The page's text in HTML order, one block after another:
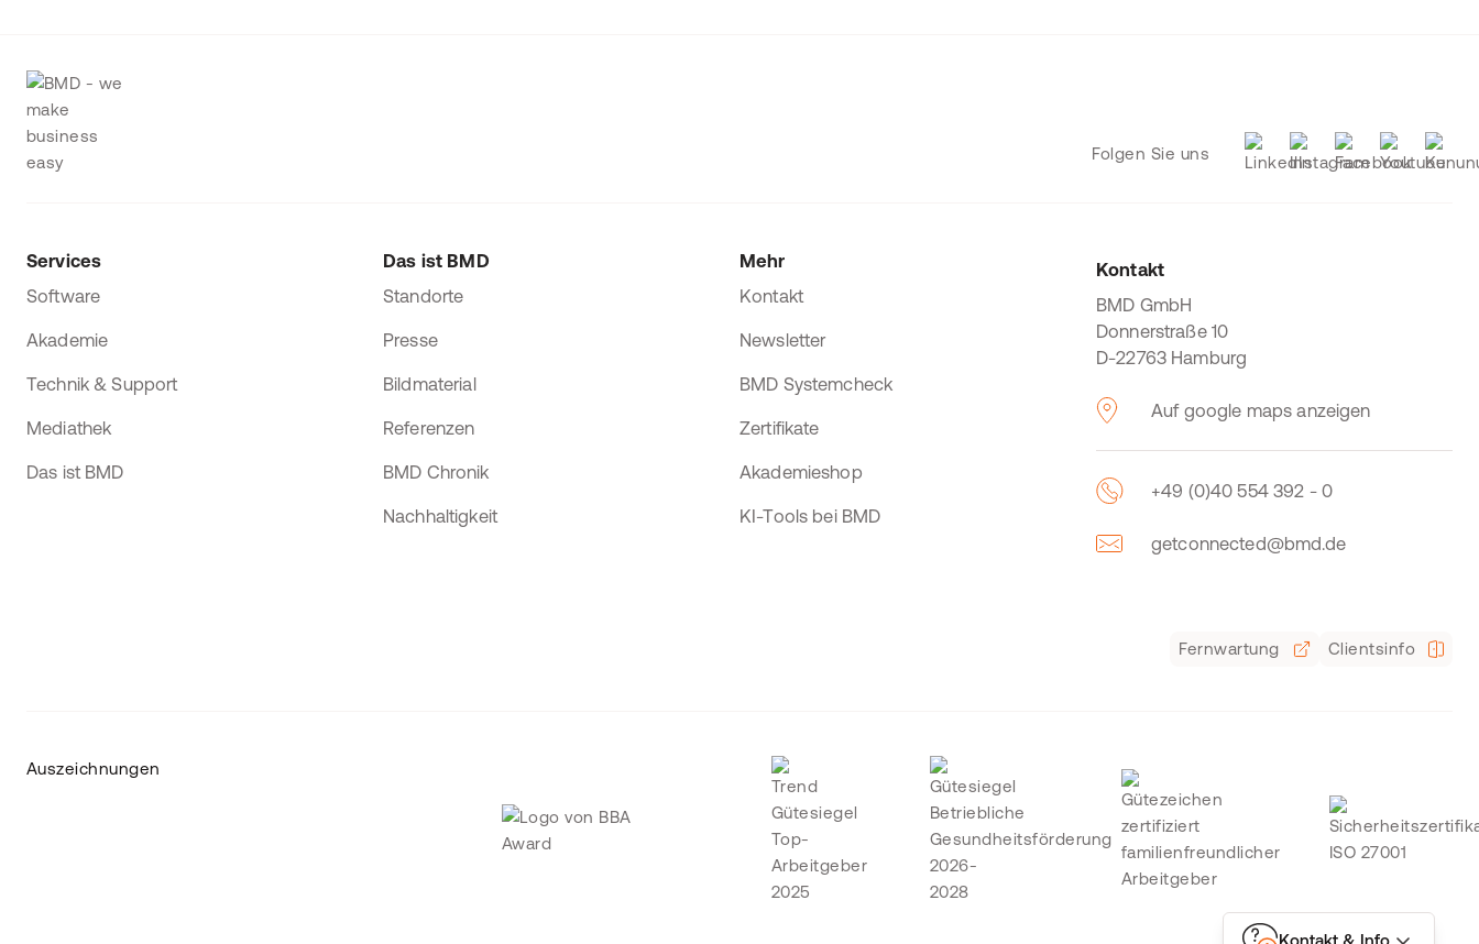
Kontakt & Info
Folgen Sie uns
Services
Software
Akademie
Technik & Support
Mediathek
Das ist BMD
Das ist BMD
Standorte
Presse
Bildmaterial
Referenzen
BMD Chronik
Nachhaltigkeit
Mehr
Kontakt
Newsletter
BMD Systemcheck
Zertifikate
Akademieshop
KI-Tools bei BMD
Kontakt
BMD GmbH
Donnerstraße 10
D-22763 Hamburg
Auf google maps anzeigen
+49 (0)40 554 392 - 0
getconnected@bmd.de
Fernwartung Clientsinfo
Auszeichnungen